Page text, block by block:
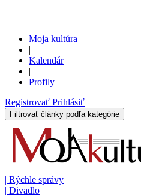
Moja kultúra
|
Kalendár
|
Profily
Registrovať Prihlásiť
Filtrovať články podľa kategórie
| Rýchle správy
| Divadlo